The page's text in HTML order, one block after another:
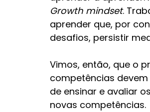
Growth mindset.
aprender que, por
desafios, persistir
Vimos, então, que o
competências
de ensinar e avaliar
novas competências.